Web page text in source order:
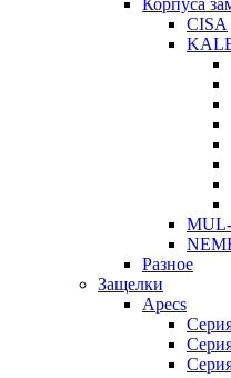
Корпуса
CISA
Разное
Защелки
Apecs